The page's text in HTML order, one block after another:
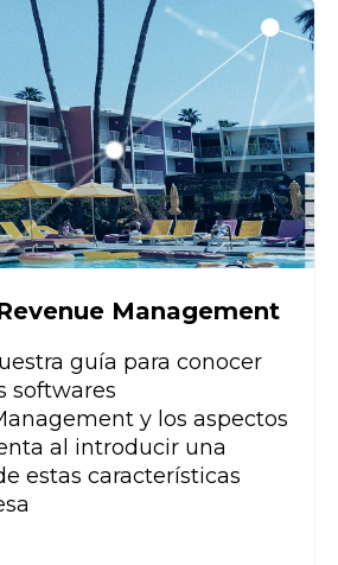
Management
guía para conocer
softwares
y los aspectos
al introducir una
estas características